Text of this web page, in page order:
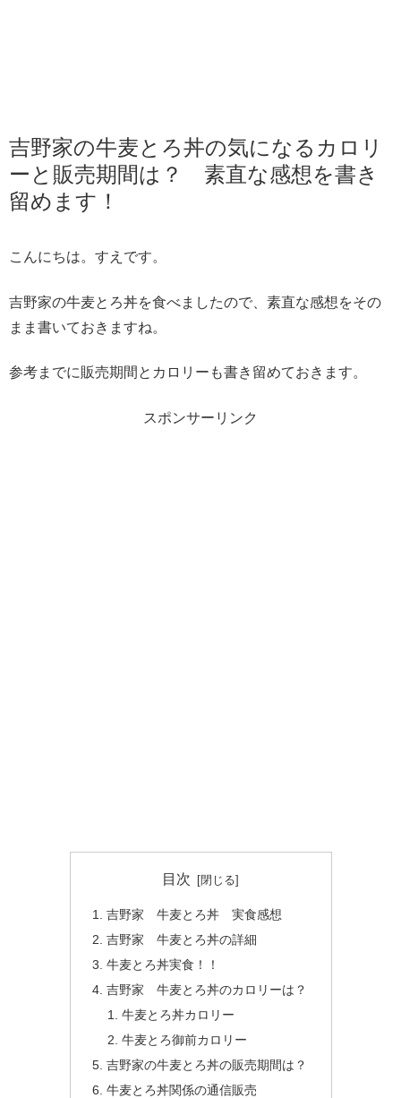
吉野家の牛麦とろ丼の気になるカロリ
ーと販売期間は？ 素直な感想を書き
留めます！
こんにちは。すえです。
吉野家の牛麦とろ丼を食べましたので、素直な感想をその
まま書いておきますね。
参考までに販売期間とカロリーも書き留めておきます。
スポンサーリンク
目次
吉野家 牛麦とろ丼 実食感想
吉野家 牛麦とろ丼の詳細
牛麦とろ丼実食！！
吉野家 牛麦とろ丼のカロリーは？
牛麦とろ丼カロリー
牛麦とろ御前カロリー
吉野家の牛麦とろ丼の販売期間は？
牛麦とろ丼関係の通信販売